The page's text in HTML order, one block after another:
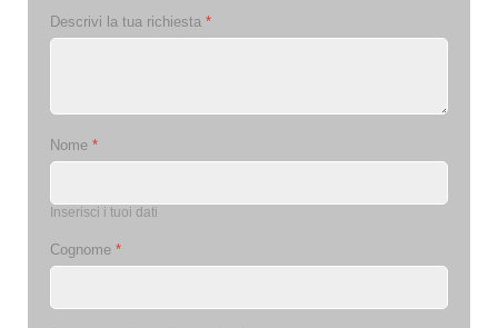
Descrivi la tua richiesta *
Nome *
Inserisci i tuoi dati
Cognome *